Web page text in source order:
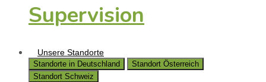
Supervision
Unsere Standorte
Standorte in Deutschland
Standort Österreich
Standort Schweiz